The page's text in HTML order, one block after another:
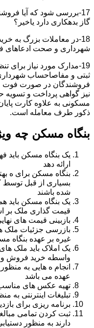
17-بررسی شود که آیا
گاز بدهکاری دارد یاخیر؟
18-در معاملات بزرگ به
شهرداری و صحت ادعاهای
19-مدارک مورد نیاز برای
ثبتی و مفاصاحساب
فروشندگان در صورت فوت
نیز گواهی پرداخت و تسویه
مسکونی به علاوه کارت
ذکور طرف معامله است.
بنگاه مسکن چه
یک بنگاه مسکن باید
ارائه دهد
بنگاه مسکن برای ه
بسیاری از قبل توسط
شده باشند
یک بنگاه مسکن باید
قیمت گذاری ملک بر
بازبینی قیمت های
بازرسی جزئیات ملک
غیره بر عهده بنگاه
یک املاک باید ملک
واسطه خرید فروش و
انجام ه هایی به
عهده می باشد
تهیه عکس های
تبلیغات اینترنتی به
برنامه ریزی برای
ثبت کردن تمامی
دارند به منظور